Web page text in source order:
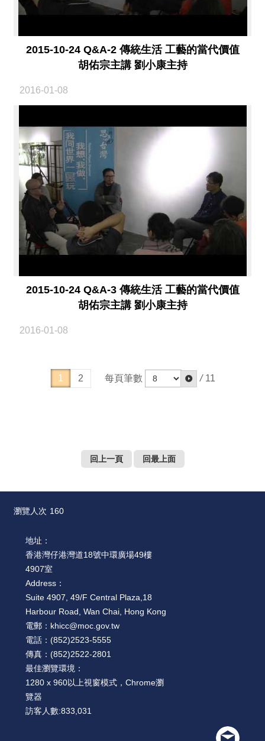
2015-10-24 Q&A-2 傳統生活 工藝的當代價值
胡佑宗主講 劉小康主持
2016-01-08
2015-10-24 Q&A-3 傳統生活 工藝的當代價值
胡佑宗主講 劉小康主持
2016-01-08
1 2 每頁筆數 / 11
回上一頁 回最上面
瀏覽人次 160
地址：
香港灣仔港灣道18號中環廣場49樓
4907室
Address：
Suite 4907, 49/F Central Plaza,18
Harbour Road, Wan Chai, Hong Kong
電郵： khicc@moc.gov.tw
電話： (852)2523-5555
傳真： (852)2522-2801
最佳瀏覽環境：
1280 x 960以上視窗模式，Chrome瀏
覽器
訪客人數:833,031